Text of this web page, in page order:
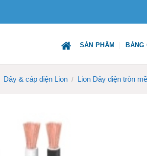
SẢN PHẨM BẢNG
Dây & cáp điện Lion / Lion Dây điện tròn